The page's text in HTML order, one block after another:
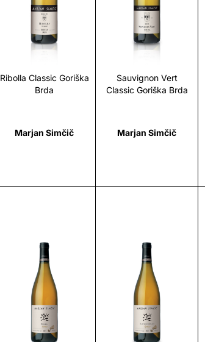
Ribolla Classic Goriška
Brda
Marjan Simčič
Scopri
Sauvignon Vert
Classic Goriška Brda
Marjan Simčič
Scopri
Scopri Scopri